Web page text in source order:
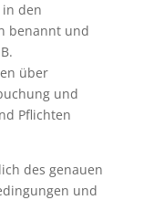
in den
benannt und
über
und
Pflichten
des genauen
und